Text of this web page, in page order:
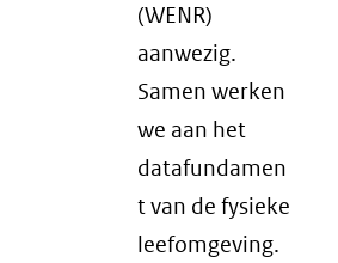
(WENR)
aanwezig.
Samen werken
we aan het
datafundamen
t van de fysieke
leefomgeving.